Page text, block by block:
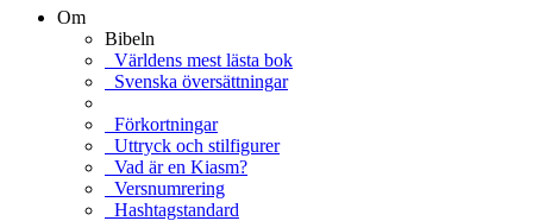
Om
Bibeln
Världens mest lästa bok
Svenska översättningar
Förkortningar
Uttryck och stilfigurer
Vad är en Kiasm?
Versnumrering
Hashtagstandard